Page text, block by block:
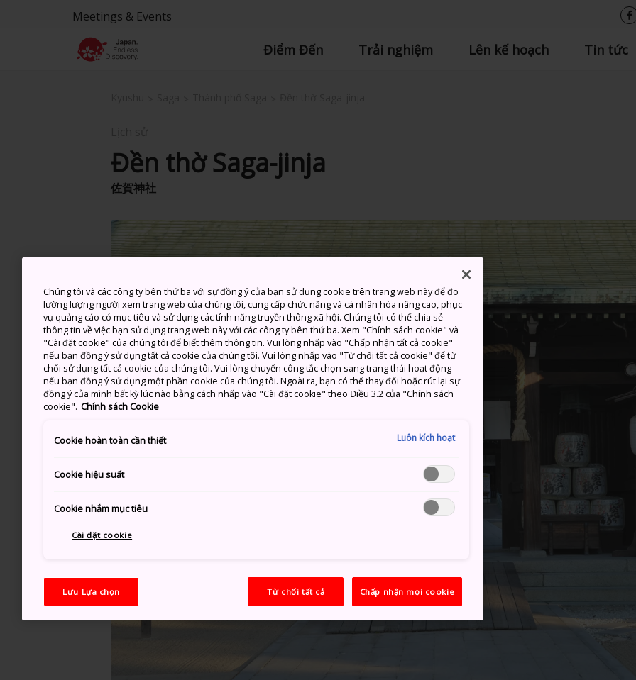
Meetings & Events
Điểm Đến Trải nghiệm Lên kế hoạch Tin tức
Đền thờ Saga-jinja
佐賀神社
Chúng tôi và các công ty bên thứ ba với sự đồng ý của bạn sử dụng cookie trên trang web này để đo
lường lượng người xem trang web của chúng tôi, cung cấp chức năng và cá nhân hóa nâng cao, phục
vụ quảng cáo có mục tiêu và sử dụng các tính năng truyền thông xã hội. Chúng tôi có thể chia sẻ
thông tin về việc bạn sử dụng trang web này với các công ty bên thứ ba. Xem "Chính sách cookie" và
"Cài đặt cookie" của chúng tôi để biết thêm thông tin. Vui lòng nhấp vào "Chấp nhận tất cả cookie"
nếu bạn đồng ý sử dụng tất cả cookie của chúng tôi. Vui lòng nhấp vào "Từ chối tất cả cookie" để từ
chối sử dụng tất cả cookie của chúng tôi. Vui lòng chuyển công tắc chọn sang trạng thái hoạt động
nếu bạn đồng ý sử dụng một phần cookie của chúng tôi. Ngoài ra, bạn có thể thay đổi hoặc rút lại sự
đồng ý của mình bất kỳ lúc nào bằng cách nhấp vào "Cài đặt cookie" theo Điều 3.2 của "Chính sách
cookie". Chính sách Cookie
Cookie hoàn toàn cần thiết Luôn kích hoạt
Cookie hiệu suất
Cookie nhắm mục tiêu
Cài đặt cookie
Lưu Lựa chọn Từ chối tất cả Chấp nhận mọi cookie